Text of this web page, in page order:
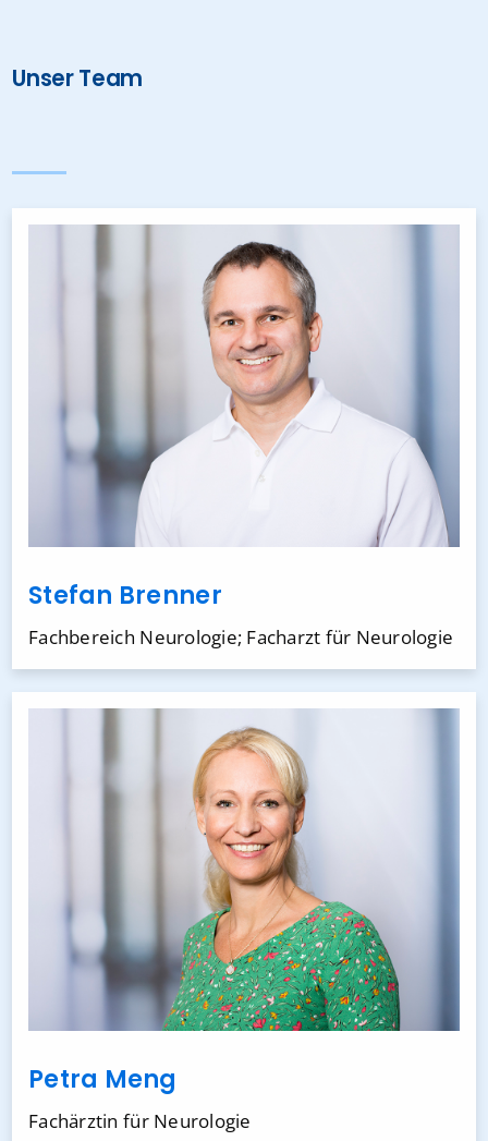
Unser Team
Stefan Brenner
Fachbereich Neurologie; Facharzt für Neurologie
Petra Meng
Fachärztin für Neurologie